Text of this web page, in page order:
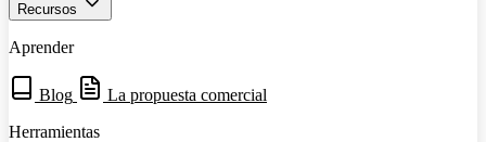
Recursos
Aprender
Blog
La propuesta comercial
Herramientas